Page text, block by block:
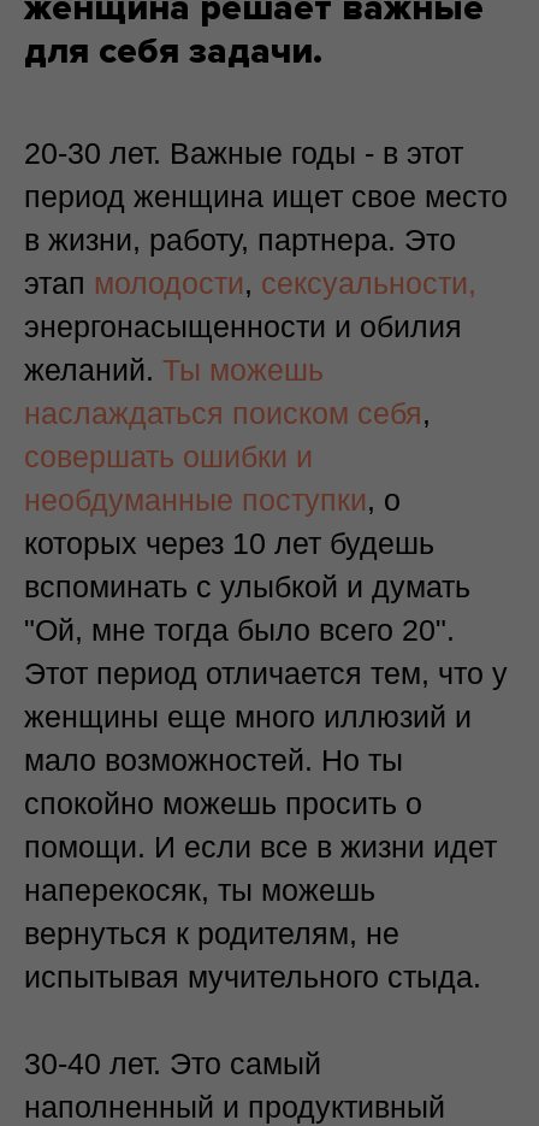
для себя задачи.
20-30 лет. Важные годы - в этот
период женщина ищет свое место
в жизни, работу, партнера. Это
этап молодости, сексуальности,
энергонасыщенности и обилия
желаний. Ты можешь
наслаждаться поиском себя,
совершать ошибки и
необдуманные поступки, о
которых через 10 лет будешь
вспоминать с улыбкой и думать
"Ой, мне тогда было всего 20".
Этот период отличается тем, что у
женщины еще много иллюзий и
мало возможностей. Но ты
спокойно можешь просить о
помощи. И если все в жизни идет
наперекосяк, ты можешь
вернуться к родителям, не
испытывая мучительного стыда.
30-40 лет. Это самый
наполненный и продуктивный